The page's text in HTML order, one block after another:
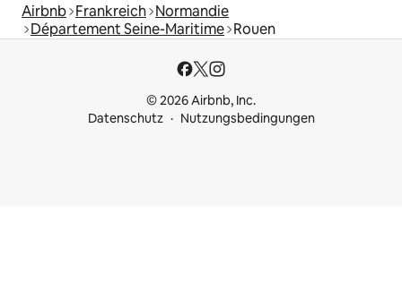
Airbnb Frankreich Normandie
Département Seine-Maritime Rouen
© 2026 Airbnb, Inc.
Datenschutz
Nutzungsbedingungen